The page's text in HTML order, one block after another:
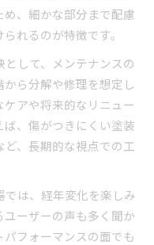
、細かな部分まで配慮
れるのが特徴です。
して、メンテナンスの
ら分解や修理を想定し
アや将来的なリニュー
、傷がつきにくい塗装
、長期的な視点での工
は、経年変化を楽しみ
ーザーの声も多く聞か
フォーマンスの面でも